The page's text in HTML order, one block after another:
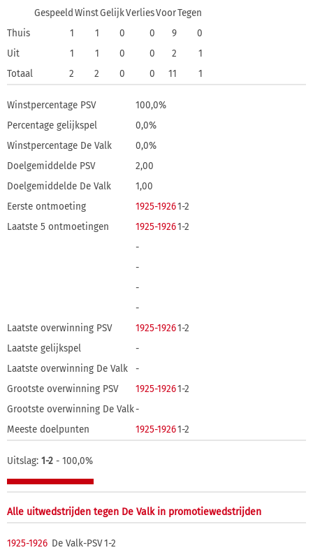
Gespeeld WinstGelijkVerliesVoorTegen
Thuis
1 1 0 0 9
0
Uit
1 1 0 0 2
1
Totaal
2 2 0 0 11 1
Winstpercentage PSV
100,0%
Percentage gelijkspel
0,0%
Winstpercentage De Valk
0,0%
Doelgemiddelde PSV
2,00
Doelgemiddelde De Valk
1,00
Eerste ontmoeting
1925-19261-2
Laatste 5 ontmoetingen
1925-19261-2
-
-
-
-
Laatste overwinning PSV
1925-19261-2
Laatste gelijkspel
-
Laatste overwinning De Valk
-
Grootste overwinning PSV
1925-19261-2
Grootste overwinning De Valk-
Meeste doelpunten
1925-19261-2
Uitslag: 1-2 - 100,0%
Alle uitwedstrijden tegen De Valk in promotiewedstrijden
1925-1926 De Valk-PSV1-2